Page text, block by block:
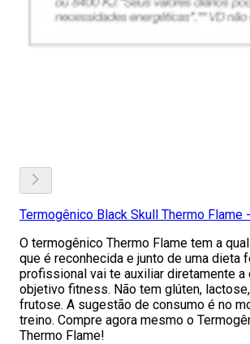
Termogênico Black Skull Thermo Flame
O termogênico Thermo Flame tem a
que é reconhecida e junto de uma dieta
profissional vai te auxiliar diretamente a
objetivo fitness. Não tem glúten,
frutose. A sugestão de consumo é no
treino. Compre agora mesmo o
Thermo Flame!